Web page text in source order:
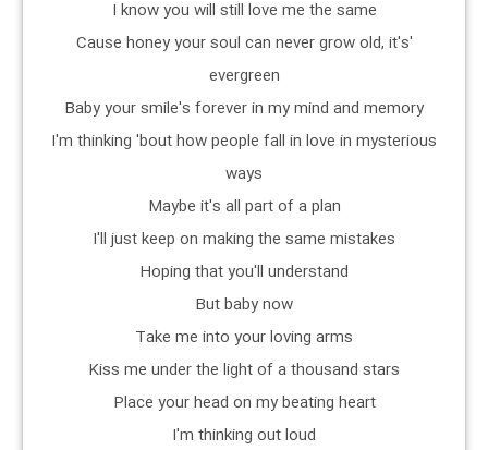
I know you will still love me the same
'Cause honey your soul can never grow old, it's
evergreen
Baby your smile's forever in my mind and memory
I'm thinking 'bout how people fall in love in mysterious
ways
Maybe it's all part of a plan
I'll just keep on making the same mistakes
Hoping that you'll understand
But baby now
Take me into your loving arms
Kiss me under the light of a thousand stars
Place your head on my beating heart
I'm thinking out loud